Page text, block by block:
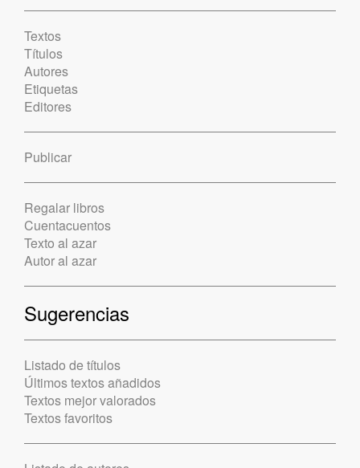
Textos
Títulos
Autores
Etiquetas
Editores
Publicar
Regalar libros
Cuentacuentos
Texto al azar
Autor al azar
Sugerencias
Listado de títulos
Últimos textos añadidos
Textos mejor valorados
Textos favoritos